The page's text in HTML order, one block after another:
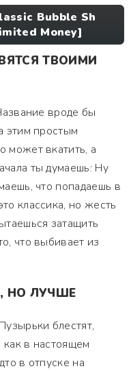
Bubble Sh
Money]
ТВОИМИ
вроде бы
этим простым
может вкатить, а
ты думаешь: Ну
что попадаешь в
классика, но жесть
затащить
что выбивает из
НО ЛУЧШЕ
блестят,
в настоящем
в отпуске на